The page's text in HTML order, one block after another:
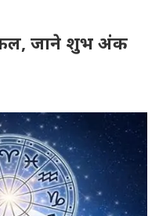
जाने शुभ अंक